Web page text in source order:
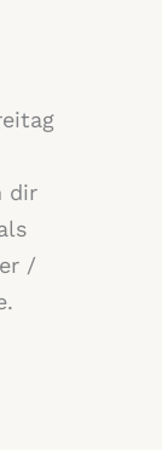
dir
/